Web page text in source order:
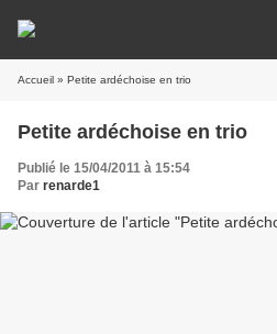
Accueil » Petite ardéchoise en trio
Petite ardéchoise en trio
Publié le 15/04/2011 à 15:54
Par renarde1